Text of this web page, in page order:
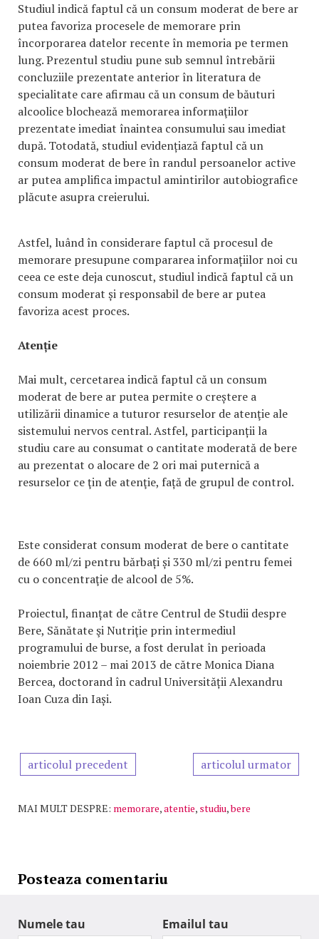
Studiul indică faptul că un consum moderat de bere ar
putea favoriza procesele de memorare prin
încorporarea datelor recente în memoria pe termen
lung. Prezentul studiu pune sub semnul întrebării
concluziile prezentate anterior în literatura de
specialitate care afirmau că un consum de băuturi
alcoolice blochează memorarea informaţiilor
prezentate imediat înaintea consumului sau imediat
după. Totodată, studiul evidențiază faptul că un
consum moderat de bere în randul persoanelor active
ar putea amplifica impactul amintirilor autobiografice
plăcute asupra creierului.
Astfel, luând în considerare faptul că procesul de
memorare presupune compararea informațiilor noi cu
ceea ce este deja cunoscut, studiul indică faptul că un
consum moderat și responsabil de bere ar putea
favoriza acest proces.
Atenție
Mai mult, cercetarea indică faptul că un consum
moderat de bere ar putea permite o creștere a
utilizării dinamice a tuturor resurselor de atenţie ale
sistemului nervos central. Astfel, participanții la
studiu care au consumat o cantitate moderată de bere
au prezentat o alocare de 2 ori mai puternică a
resurselor ce ţin de atenţie, față de grupul de control.
Este considerat consum moderat de bere o cantitate
de 660 ml/zi pentru bărbați și 330 ml/zi pentru femei
cu o concentraţie de alcool de 5%.
Proiectul, finanțat de către Centrul de Studii despre
Bere, Sănătate şi Nutriţie prin intermediul
programului de burse, a fost derulat în perioada
noiembrie 2012 – mai 2013 de către Monica Diana
Bercea, doctorand în cadrul Universității Alexandru
Ioan Cuza din Iași.
articolul precedent articolul urmator
MAI MULT DESPRE: memorare,atentie, studiu,bere
Posteaza comentariu
Numele tau Emailul tau